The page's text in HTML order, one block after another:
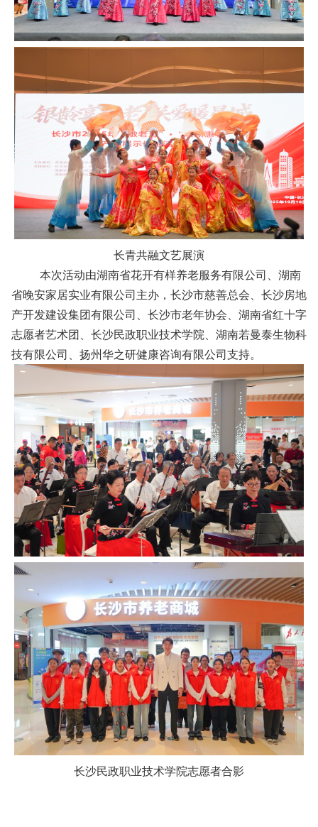
长青共融文艺展演
本次活动由湖南省花开有样养老服务有限公司、湖南
省晚安家居实业有限公司主办，长沙市慈善总会、长沙房地
产开发建设集团有限公司、长沙市老年协会、湖南省红十字
志愿者艺术团、长沙民政职业技术学院、湖南若曼泰生物科
技有限公司、扬州华之研健康咨询有限公司支持。
长沙民政职业技术学院志愿者合影